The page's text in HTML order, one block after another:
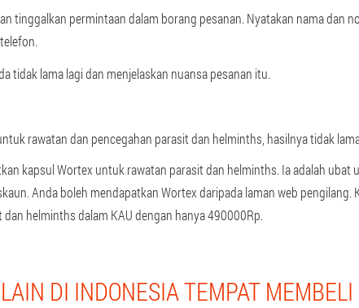
tinggalkan permintaan dalam borang pesanan. Nyatakan nama dan
tidak lama lagi dan menjelaskan nuansa pesanan itu.
rawatan dan pencegahan parasit dan helminths, hasilnya tidak
kapsul Wortex untuk rawatan parasit dan helminths. Ia adalah
Anda boleh mendapatkan Wortex daripada laman web
helminths dalam KAU dengan hanya 490000Rp.
DI INDONESIA TEMPAT MEMBELI